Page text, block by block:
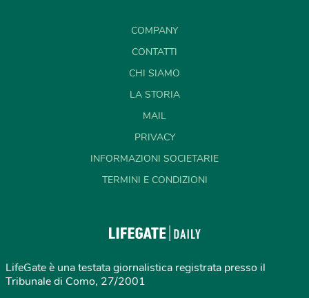
COMPANY
CONTATTI
CHI SIAMO
LA STORIA
MAIL
PRIVACY
INFORMAZIONI SOCIETARIE
TERMINI E CONDIZIONI
LifeGate è una testata giornalistica registrata presso il
Tribunale di Como, 27/2001